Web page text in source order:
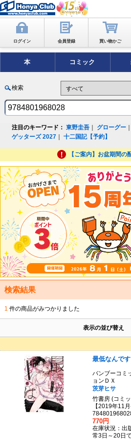
ログイン 会員登録 買い物かご
本 コミック
検索
注目のキーワード： 東野圭吾 グローグー
ゲッターズ 2027 ｜十二国記【予約】
【ご案内】お盆期間の
検索結果
1 件の商品がみつかりました
表示の並び替え
最低なんです
バンブーコミ
ョンＤＸ
茨芽ヒサ
竹書房 (コミ
【2019年11
770円
在庫状況：出
常3日～20日で